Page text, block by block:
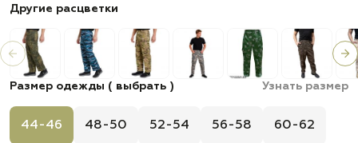
Другие расцветки
Размер одежды ( выбрать ) Узнать размер
44-46 48-50 52-54 56-58 60-62